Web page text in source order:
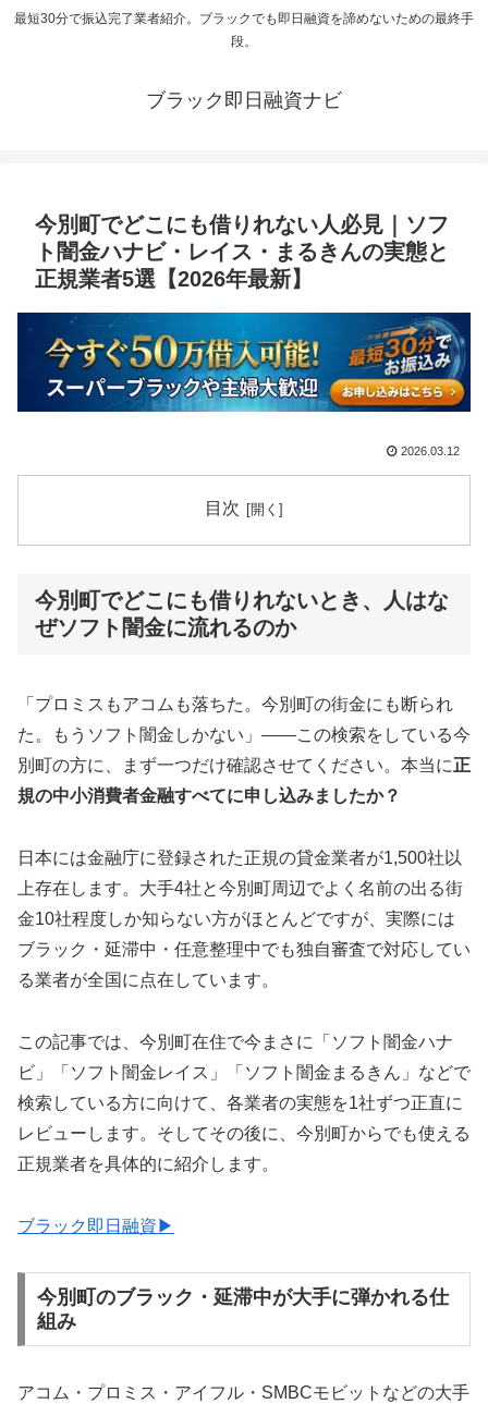
最短30分で振込完了業者紹介。ブラックでも即日融資を諦めないための最終手
段。
ブラック即日融資ナビ
今別町でどこにも借りれない人必見｜ソフ
ト闇金ハナビ・レイス・まるきんの実態と
正規業者5選【2026年最新】
2026.03.12
目次
今別町でどこにも借りれないとき、人はな
ぜソフト闇金に流れるのか
「プロミスもアコムも落ちた。今別町の街金にも断られ
た。もうソフト闇金しかない」——この検索をしている今
別町の方に、まず一つだけ確認させてください。本当に正
規の中小消費者金融すべてに申し込みましたか？
日本には金融庁に登録された正規の貸金業者が1,500社以
上存在します。大手4社と今別町周辺でよく名前の出る街
金10社程度しか知らない方がほとんどですが、実際には
ブラック・延滞中・任意整理中でも独自審査で対応してい
る業者が全国に点在しています。
この記事では、今別町在住で今まさに「ソフト闇金ハナ
ビ」「ソフト闇金レイス」「ソフト闇金まるきん」などで
検索している方に向けて、各業者の実態を1社ずつ正直に
レビューします。そしてその後に、今別町からでも使える
正規業者を具体的に紹介します。
ブラック即日融資▶
今別町のブラック・延滞中が大手に弾かれる仕
組み
アコム・プロミス・アイフル・SMBCモビットなどの大手